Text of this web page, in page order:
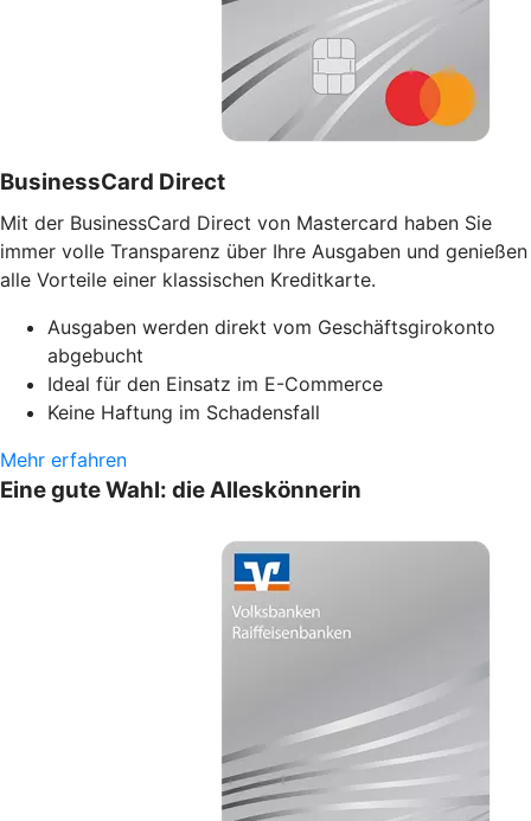
BusinessCard Direct
Mit der BusinessCard Direct von Mastercard haben Sie
immer volle Transparenz über Ihre Ausgaben und genießen
alle Vorteile einer klassischen Kreditkarte.
Ausgaben werden direkt vom Geschäftsgirokonto
abgebucht
Ideal für den Einsatz im E-Commerce
Keine Haftung im Schadensfall
Mehr erfahren
Eine gute Wahl: die Alleskönnerin